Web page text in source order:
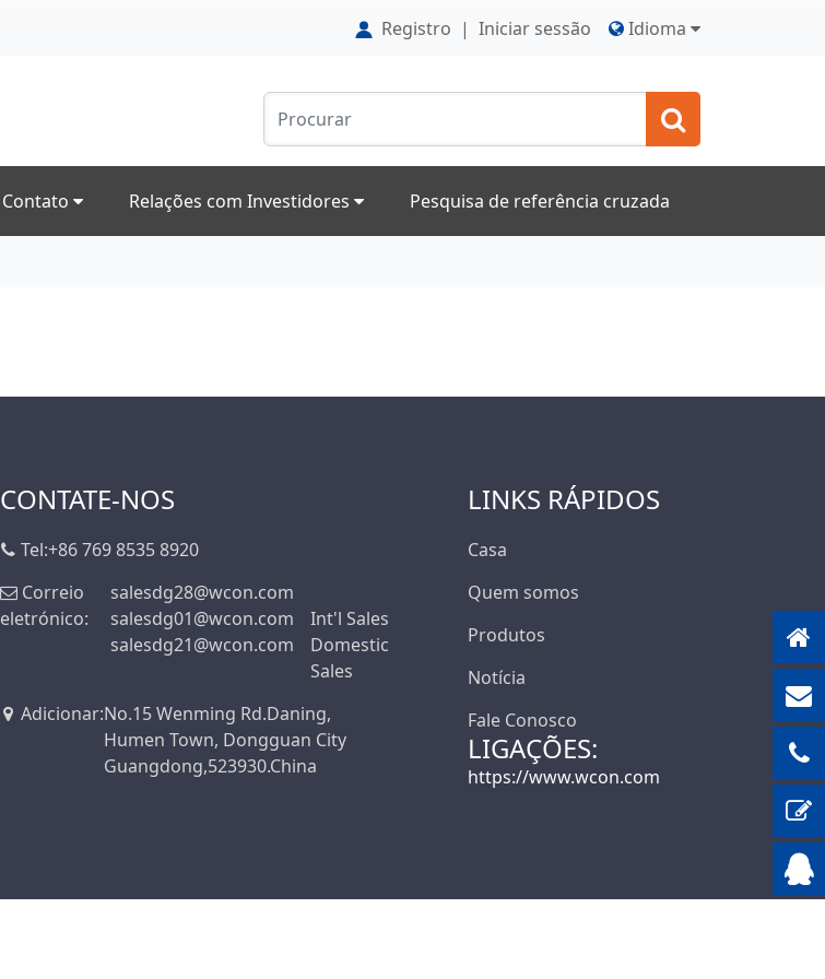
Registro | Iniciar sessão Idioma
Contato Relações com Investidores Pesquisa de referência cruzada
CONTATE-NOS
Tel:+86 769 8535 8920
Correio
eletrónico:
salesdg28@wcon.com
salesdg01@wcon.com
Int'l Sales
salesdg21@wcon.com
Domestic
Sales
Adicionar:No.15 Wenming Rd.Daning,
Humen Town, Dongguan City
Guangdong,523930.China
LINKS RÁPIDOS
Casa
Quem somos
Produtos
Notícia
Fale Conosco
LIGAÇÕES:
https://www.wcon.com